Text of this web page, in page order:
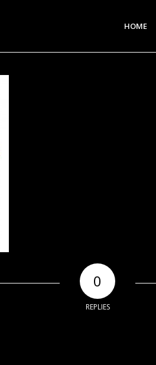
HOME
0
REPLIES